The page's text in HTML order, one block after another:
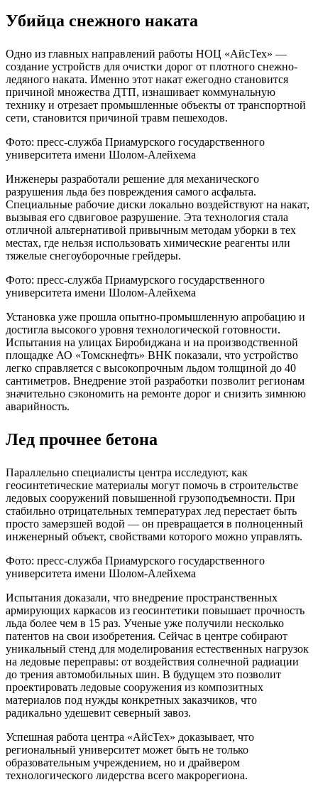
Убийца снежного наката
Одно из главных направлений работы НОЦ «АйсТех» —
создание устройств для очистки дорог от плотного снежно-
ледяного наката. Именно этот накат ежегодно становится
причиной множества ДТП, изнашивает коммунальную
технику и отрезает промышленные объекты от транспортной
сети, становится причиной травм пешеходов.
Фото: пресс-служба Приамурского государственного
университета имени Шолом-Алейхема
Инженеры разработали решение для механического
разрушения льда без повреждения самого асфальта.
Специальные рабочие диски локально воздействуют на накат,
вызывая его сдвиговое разрушение. Эта технология стала
отличной альтернативой привычным методам уборки в тех
местах, где нельзя использовать химические реагенты или
тяжелые снегоуборочные грейдеры.
Фото: пресс-служба Приамурского государственного
университета имени Шолом-Алейхема
Установка уже прошла опытно-промышленную апробацию и
достигла высокого уровня технологической готовности.
Испытания на улицах Биробиджана и на производственной
площадке АО «Томскнефть» ВНК показали, что устройство
легко справляется с высокопрочным льдом толщиной до 40
сантиметров. Внедрение этой разработки позволит регионам
значительно сэкономить на ремонте дорог и снизить зимнюю
аварийность.
Лед прочнее бетона
Параллельно специалисты центра исследуют, как
геосинтетические материалы могут помочь в строительстве
ледовых сооружений повышенной грузоподъемности. При
стабильно отрицательных температурах лед перестает быть
просто замерзшей водой — он превращается в полноценный
инженерный объект, свойствами которого можно управлять.
Фото: пресс-служба Приамурского государственного
университета имени Шолом-Алейхема
Испытания доказали, что внедрение пространственных
армирующих каркасов из геосинтетики повышает прочность
льда более чем в 15 раз. Ученые уже получили несколько
патентов на свои изобретения. Сейчас в центре собирают
уникальный стенд для моделирования естественных нагрузок
на ледовые переправы: от воздействия солнечной радиации
до трения автомобильных шин. В будущем это позволит
проектировать ледовые сооружения из композитных
материалов под нужды конкретных заказчиков, что
радикально удешевит северный завоз.
Успешная работа центра «АйсТех» доказывает, что
региональный университет может быть не только
образовательным учреждением, но и драйвером
технологического лидерства всего макрорегиона.